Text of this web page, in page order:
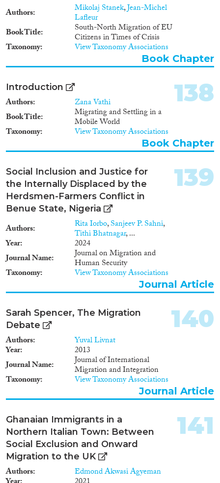
en naar een correcte, realistische
beeldvorming over ‘de
asielzoeker’.5 casestudies Na
meer dan tien jaar zijn het beleid
en de beleidsinstrumenten aan
een evaluatie toe. Daarom
financeert Fedasil een
uitgevoerd door KU Leuven, in
samenwerking met de
universiteit van Luik (ULg).
Tijdens het onderzoek worden
vijf opvangcentra onder de loep
genomen: Dendermonde, Sint-
Truiden en Pondrôme (Fedasil),
Ukkel (Croix-Rouge). Voor elk
centrum worden er data
verzameld via een
buurtbevraging (postenquête bij
buurtbewoners), een focusgroep
en een interview met de
directeur en de buurtwerker.Aan
de hand van dit onderzoek
wordt een antwoord gezocht op
enkele belangrijke vragen. Wat
is het bereik en de impact van de
buurtinitiatieven? Gaan de
omwonenden regelmatig naar
een opendeurdag of filmavond
in het opvangcentrum? Hebben
zij een impact op de
omwonenden? Neemt eventuele
weerstand af door de activiteiten
die de centra organiseren?Na
afloop van het onderzoek zal de
KU Leuven een aantal
aanbevelingen formuleren om
het huidige beleid te verbeteren.
De bevraging loopt tot het einde
van het jaar 2016.
Authors Mikolaj Stanek,Jean-Michel
Lafleur
Book Title
South-North Migration of EU
Citizens in Times of Crisis
Taxonomy View Taxonomy Associations
Book Chapter
Introduction
Authors
Zana Vathi
Book Title
Migrating and Settling in a
Mobile World
Taxonomy View Taxonomy Associations
138
Book Chapter
Social Inclusion and Justice for
the Internally Displaced by the
Herdsmen-Farmers Conflict in
Benue State, Nigeria
Authors Rita Iorbo,Sanjeev P. Sahni,
Tithi Bhatnagar, ...
Year
2024
Journal Name
Journal on Migration and
Human Security
Taxonomy View Taxonomy Associations
139
Journal Article
Sarah Spencer, The Migration
Debate
Authors Yuval Livnat
Year
2013
Journal Name
Journal of International
Migration and Integration
Taxonomy View Taxonomy Associations
140
Journal Article
Ghanaian Immigrants in a
Northern Italian Town: Between
Social Exclusion and Onward
Migration to the UK
Authors Edmond Akwasi Agyeman
141